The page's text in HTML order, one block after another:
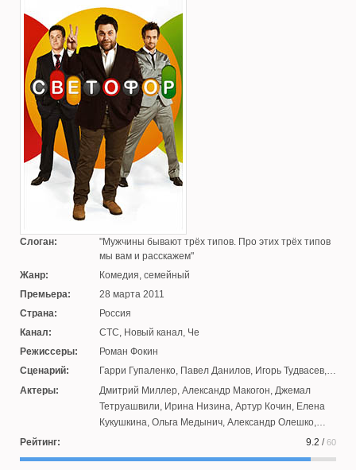
Слоган:
Мужчины бывают трёх типов. Про этих трёх типов
мы вам и расскажем
Жанр:
Комедия, семейный
Премьера:
28 марта 2011
Страна:
Россия
Канал:
СТС, Новый канал, Че
Режиссеры:
Роман Фокин
Сценарий:
Гарри Гупаленко, Павел Данилов, Игорь Тудвасев,
Константин Иванов
Василий Земзюлин
Актеры: Дмитрий Миллер, Александр Макогон, Джемал
Тетруашвили, Ирина Низина, Артур Кочин, Елена
Кукушкина, Ольга Медынич, Александр Олешко,
Рейтинг: 9.2 /60